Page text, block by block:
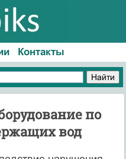
Контакты
по
вод